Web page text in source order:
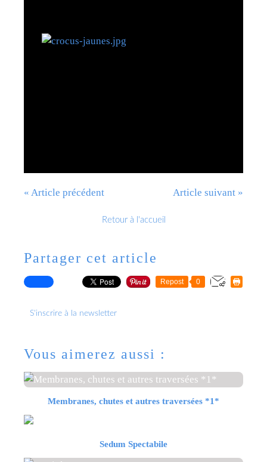
« Article précédent Article suivant »
Retour à l'accueil
Partager cet article
Repost 0
S'inscrire à la newsletter
Vous aimerez aussi :
Membranes, chutes et autres traversées *1*
Sedum Spectabile